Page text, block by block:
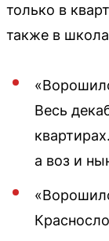
только в
также в
Весь
а воз и